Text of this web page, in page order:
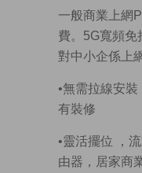
一般商業上網
費。5G寬頻免
對中小企係上
•無需拉線安
有裝修
•靈活擺位 ，
由器，居家商